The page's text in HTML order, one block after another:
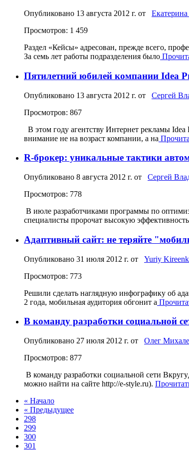
Опубликовано 13 августа 2012 г. от
Просмотров: 1 459
Раздел «Кейсы» адресован, прежде всего,
За семь лет работы подразделения было
Пятилетний юбилей компании Idea
Опубликовано 13 августа 2012 г. от Сергей
Просмотров: 867
В этом году агентству Интернет рекламы
внимание не на возраст компании, а на
R-брокер: уникальные тактики
Опубликовано 8 августа 2012 г. от Сергей
Просмотров: 778
В июле разработчиками программы по
специалисты пророчат высокую
Адаптивный сайт: не теряйте
Опубликовано 31 июля 2012 г. от Yuriy
Просмотров: 773
Решили сделать наглядную инфографику об
2 года, мобильная аудитория обгонит а
В команду разработки социальной
Опубликовано 27 июля 2012 г. от Олег
Просмотров: 877
В команду разработки социальной сети
можно найти на сайте http://e-style.ru).
« Начало
« Предыдущее
298
299
300
301